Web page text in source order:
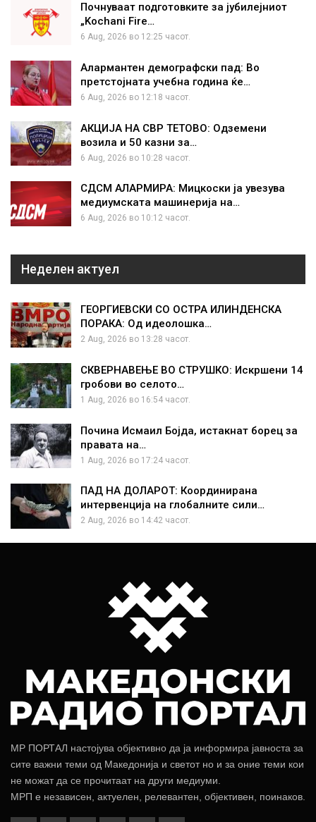
Почнуваат подготовките за јубилејниот
„Kochani Fire…
6 Aug, 2026 во 12:25 часот.
Алармантен демографски пад: Во
претстојната учебна година ќе…
6 Aug, 2026 во 12:18 часот.
АКЦИЈА НА СВР ТЕТОВО: Одземени
возила и 50 казни за…
6 Aug, 2026 во 10:28 часот.
СДСМ АЛАРМИРА: Мицкоски ја увезува
медиумската машинерија на…
6 Aug, 2026 во 10:12 часот.
Неделен актуел
ГЕОРГИЕВСКИ СО ОСТРА ИЛИНДЕНСКА
ПОРАКА: Од идеолошка…
2 Aug, 2026 во 13:28 часот.
СКВЕРНАВЕЊЕ ВО СТРУШКО: Искршени 14
гробови во селото…
1 Aug, 2026 во 16:54 часот.
Почина Исмаил Бојда, истакнат борец за
правата на…
1 Aug, 2026 во 17:24 часот.
ПАД НА ДОЛАРОТ: Координирана
интервенција на глобалните сили…
2 Aug, 2026 во 14:42 часот.
МР ПОРТАЛ настојува објективно да ја информира јавноста за
сите важни теми од Македонија и светот но и за оние теми кои
не можат да се прочитаат на други медиуми.
МРП е независен, актуелен, релевантен, објективен, поинаков.